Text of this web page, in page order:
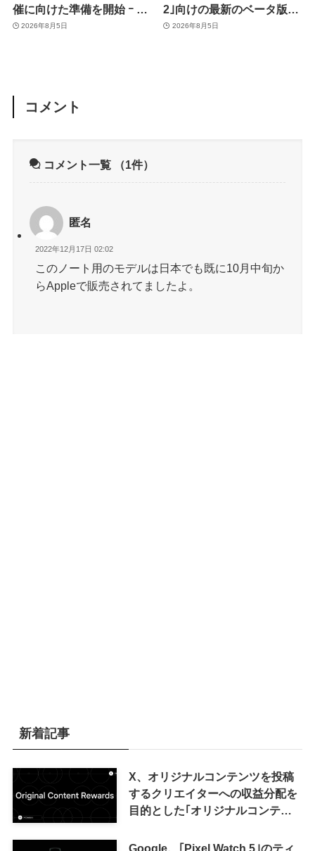
催に向けた準備を開始 ｰ 9
月8日か9月9日に開催見込
2026年8月5日
2｣向けの最新のベータ版フ
ァームウェア｢9A5336b｣を
2026年8月5日
コメント
コメント一覧 （1件）
匿名
2022年12月17日 02:02
このノート用のモデルは日本でも既に10月中旬か
らAppleで販売されてましたよ。
新着記事
X、オリジナルコンテンツを投稿
するクリエイターへの収益分配を
目的とした｢オリジナルコンテン
来の｢収益分配｣は廃止
Google、｢Pixel Watch 5｣のティ